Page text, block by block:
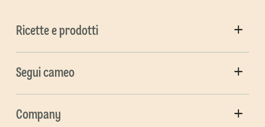
Ricette e prodotti
Segui cameo
Company